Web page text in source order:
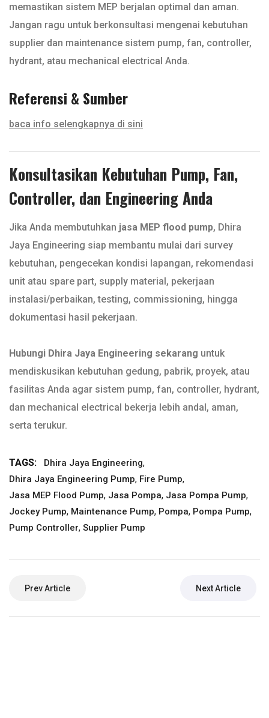
memastikan sistem MEP berjalan optimal dan aman.
Jangan ragu untuk berkonsultasi mengenai kebutuhan
supplier dan maintenance sistem pump, fan, controller,
hydrant, atau mechanical electrical Anda.
Referensi & Sumber
baca info selengkapnya di sini
Konsultasikan Kebutuhan Pump, Fan,
Controller, dan Engineering Anda
Jika Anda membutuhkan jasa MEP flood pump, Dhira
Jaya Engineering siap membantu mulai dari survey
kebutuhan, pengecekan kondisi lapangan, rekomendasi
unit atau spare part, supply material, pekerjaan
instalasi/perbaikan, testing, commissioning, hingga
dokumentasi hasil pekerjaan.
Hubungi Dhira Jaya Engineering sekarang untuk
mendiskusikan kebutuhan gedung, pabrik, proyek, atau
fasilitas Anda agar sistem pump, fan, controller, hydrant,
dan mechanical electrical bekerja lebih andal, aman,
serta terukur.
TAGS: Dhira Jaya Engineering,
Dhira Jaya Engineering Pump, Fire Pump,
Jasa MEP Flood Pump, Jasa Pompa, Jasa Pompa Pump,
Jockey Pump, Maintenance Pump, Pompa, Pompa Pump,
Pump Controller, Supplier Pump
Prev Article Next Article